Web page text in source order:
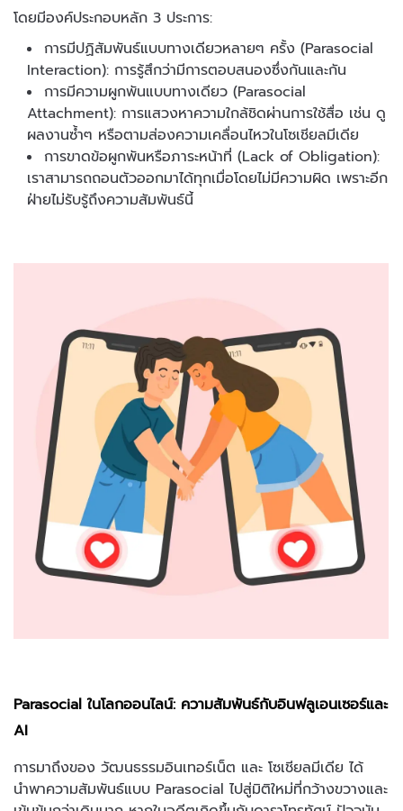
โดยมีองค์ประกอบหลัก 3 ประการ:
การมีปฏิสัมพันธ์แบบทางเดียวหลายๆ ครั้ง (Parasocial
Interaction): การรู้สึกว่ามีการตอบสนองซึ่งกันและกัน
การมีความผูกพันแบบทางเดียว (Parasocial
Attachment): การแสวงหาความใกล้ชิดผ่านการใช้สื่อ เช่น ดู
ผลงานซ้ำๆ หรือตามส่องความเคลื่อนไหวในโซเชียลมีเดีย
การขาดข้อผูกพันหรือภาระหน้าที่ (Lack of Obligation):
เราสามารถถอนตัวออกมาได้ทุกเมื่อโดยไม่มีความผิด เพราะอีก
ฝ่ายไม่รับรู้ถึงความสัมพันธ์นี้
Parasocial ในโลกออนไลน์: ความสัมพันธ์กับอินฟลูเอนเซอร์และ
AI
การมาถึงของ วัฒนธรรมอินเทอร์เน็ต และ โซเชียลมีเดีย ได้
นำพาความสัมพันธ์แบบ Parasocial ไปสู่มิติใหม่ที่กว้างขวางและ